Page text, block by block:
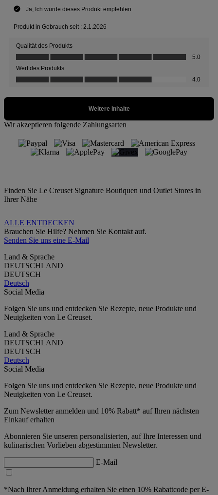
Wir akzeptieren folgende Zahlungsarten
Finden Sie Le Creuset Signature Boutiquen und Outlet Stores in
Ihrer Nähe
ALLE ENTDECKEN
Brauchen Sie Hilfe? Nehmen Sie Kontakt auf.
Senden Sie uns eine E-Mail
Land & Sprache
DEUTSCHLAND
DEUTSCH
Deutsch
Social Media
Folgen Sie uns und entdecken Sie Rezepte, neue Produkte und
Neuigkeiten von Le Creuset.
Land & Sprache
DEUTSCHLAND
DEUTSCH
Deutsch
Social Media
Folgen Sie uns und entdecken Sie Rezepte, neue Produkte und
Neuigkeiten von Le Creuset.
Zum Newsletter anmelden und 10% Rabatt* auf Ihren nächsten
Einkauf erhalten
Abonnieren Sie unseren personalisierten, auf Ihre Interessen und
kulinarischen Vorlieben abgestimmten Newsletter.
E-Mail
*Nach Ihrer Anmeldung erhalten Sie einen 10% Rabattcode per E-